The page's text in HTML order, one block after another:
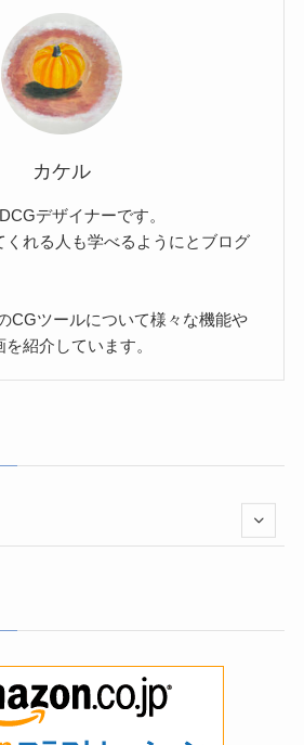
カケル
デザイナーです。
くれる人も学べるようにとブログ
CGツールについて様々な機能や
紹介しています。
(5)